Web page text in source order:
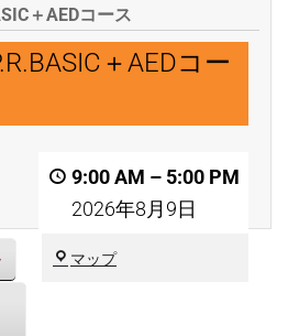
＋AEDコース
＋AEDコー
9:00 AM – 5:00 PM
2026年8月9日
マップ川